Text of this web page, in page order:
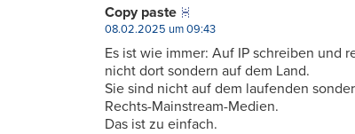
Copy paste
08.02.2025 um 09:43
Es ist wie immer: Auf IP schreiben und
nicht dort sondern auf dem Land.
Sie sind nicht auf dem laufenden
Rechts-Mainstream-Medien.
Das ist zu einfach.